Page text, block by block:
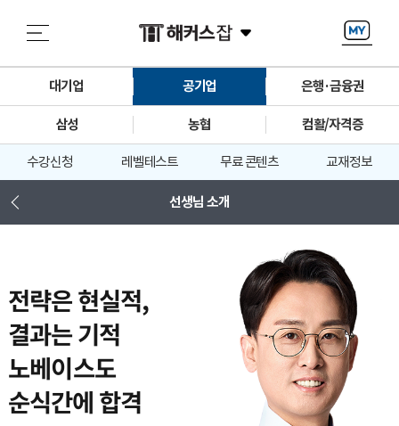
대기업 공기업 은행·금융권
삼성 농협 컴활/자격증
수강신청 레벨테스트 무료 콘텐츠 교재정보
선생님 소개
전략은 현실적,
결과는 기적
노베이스도
순식간에 합격